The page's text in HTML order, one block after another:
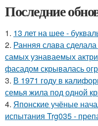
Последние
1. 13 лет на шее -
2. Ранняя слава
самых узнаваемых
фасадом скрывалась
3. В 1971 году в
семья жила под одной
4. Японские учёные
испытания Trg035 -